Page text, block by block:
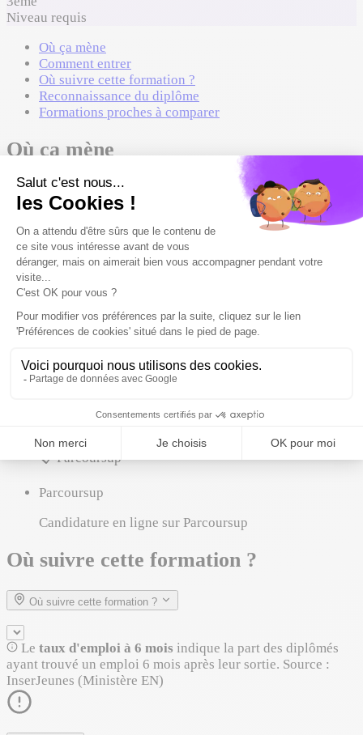
Niveau requis
Où ça mène
Comment entrer
Où suivre cette formation ?
Reconnaissance du diplôme
Formations proches à comparer
Où ça mène
Cette formation peut mener à ces métiers. Liste non
exhaustive.
💼 Gérant de restaurant
💼 Réceptionniste d'hôtel
💼 Maître d'hôtel
💼
💼 Femme de chambre / Valet de chambre
💼 Manager restauration rapide
Comment entrer
Modes d'accès
📋Parcoursup
Parcoursup
Candidature en ligne sur Parcoursup
Où suivre cette formation ?
Où suivre cette formation ?
Le taux d'emploi à 6 mois indique la part des diplômés
ayant trouvé un emploi 6 mois après leur sortie. Source :
InserJeunes (Ministère EN)